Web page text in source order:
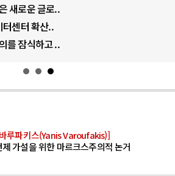
라 군사지원 2027년까지 공..
나, 덴마크, 에스토니아, 네덜란..
, 대규모 공습 주고받아…민간 ..
루파키스(Yanis Varoufakis)]
가설을 위한 마르크스주의적 논거